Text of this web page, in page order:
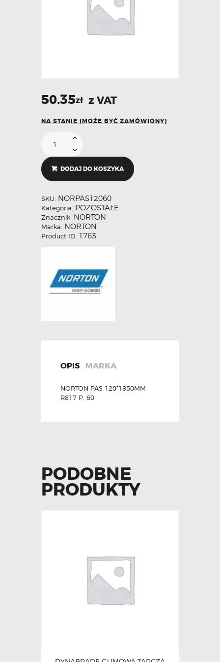
50.35zł z VAT
NA STANIE (MOŻE BYĆ ZAMÓWIONY)
DODAJ DO KOSZYKA
SKU: NORPAS12060
Kategoria: POZOSTAŁE
Znacznik: NORTON
Marka: NORTON
Product ID: 1763
OPIS MARKA
NORTON PAS 120*1850MM
R817 P. 60
PODOBNE
PRODUKTY